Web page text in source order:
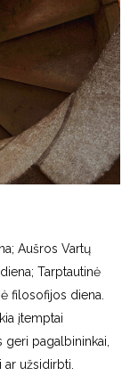
Aušros Vartų
Tarptautinė
filosofijos diena.
įtemptai
geri pagalbininkai,
ar užsidirbti.